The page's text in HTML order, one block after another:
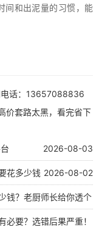
间和出泥量的习惯，能
电话：13657088836
价套路太黑，看完省下
2026-08-03
花多少钱 2026-08-02
钱？老厨师长给你透个
要？选错后果严重！